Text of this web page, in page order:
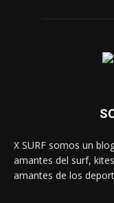
X SURF somos un
amantes del surf,
amantes de los